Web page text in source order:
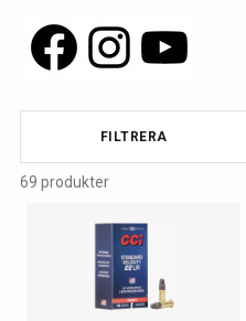
FILTRERA
69 produkter